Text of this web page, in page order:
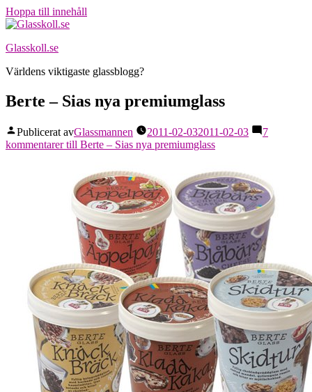
Hoppa till innehåll
Glasskoll.se
Världens viktigaste glassblogg?
Berte – Sias nya premiumglass
Publicerat avGlassmannen 2011-02-032011-02-03
7
kommentarertill Berte – Sias nya premiumglass